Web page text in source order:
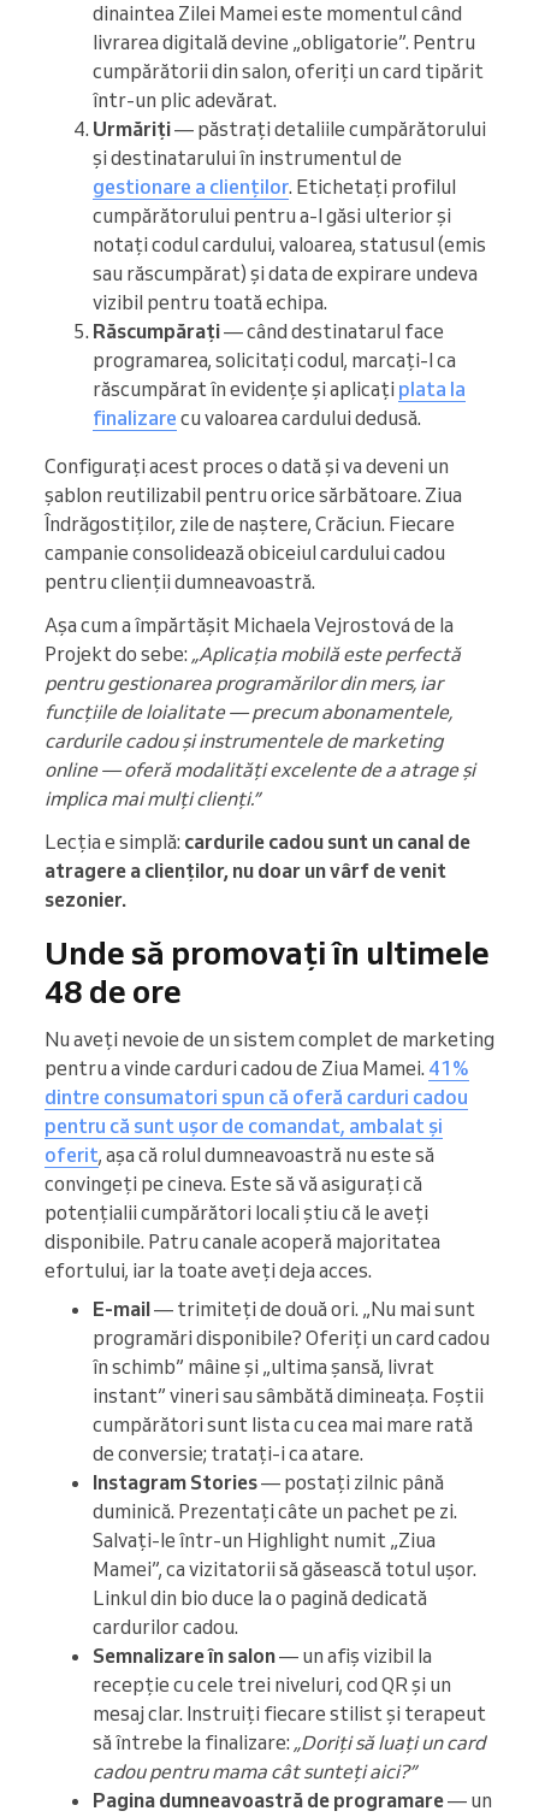
dinaintea Zilei Mamei este momentul când
livrarea digitală devine „obligatorie”. Pentru
cumpărătorii din salon, oferiți un card tipărit
într-un plic adevărat.
Urmăriți— păstrați detaliile cumpărătorului
și destinatarului în instrumentul de
gestionare a clienților. Etichetați profilul
cumpărătorului pentru a-l găsi ulterior și
notați codul cardului, valoarea, statusul (emis
sau răscumpărat) și data de expirare undeva
vizibil pentru toată echipa.
Răscumpărați— când destinatarul face
programarea, solicitați codul, marcați-l ca
răscumpărat în evidențe și aplicați plata la
finalizare cu valoarea cardului dedusă.
Configurați acest proces o dată și va deveni un
șablon reutilizabil pentru orice sărbătoare. Ziua
Îndrăgostiților, zile de naștere, Crăciun. Fiecare
campanie consolidează obiceiul cardului cadou
pentru clienții dumneavoastră.
Așa cum a împărtășit Michaela Vejrostová de la
Projekt do sebe: „Aplicația mobilă este perfectă
pentru gestionarea programărilor din mers, iar
funcțiile de loialitate — precum abonamentele,
cardurile cadou și instrumentele de marketing
online — oferă modalități excelente de a atrage și
implica mai mulți clienți.”
Lecția e simplă: cardurile cadou sunt un canal de
atragere a clienților, nu doar un vârf de venit
sezonier.
Unde să promovați în ultimele
48 de ore
Nu aveți nevoie de un sistem complet de marketing
pentru a vinde carduri cadou de Ziua Mamei. 41%
dintre consumatori spun că oferă carduri cadou
pentru că sunt ușor de comandat, ambalat și
oferit, așa că rolul dumneavoastră nu este să
convingeți pe cineva. Este să vă asigurați că
potențialii cumpărători locali știu că le aveți
disponibile. Patru canale acoperă majoritatea
efortului, iar la toate aveți deja acces.
E-mail— trimiteți de două ori. „Nu mai sunt
programări disponibile? Oferiți un card cadou
în schimb” mâine și „ultima șansă, livrat
instant” vineri sau sâmbătă dimineața. Foștii
cumpărători sunt lista cu cea mai mare rată
de conversie; tratați-i ca atare.
Instagram Stories— postați zilnic până
duminică. Prezentați câte un pachet pe zi.
Salvați-le într-un Highlight numit „Ziua
Mamei”, ca vizitatorii să găsească totul ușor.
Linkul din bio duce la o pagină dedicată
cardurilor cadou.
Semnalizare în salon— un afiș vizibil la
recepție cu cele trei niveluri, cod QR și un
mesaj clar. Instruiți fiecare stilist și terapeut
să întrebe la finalizare: „Doriți să luați un card
cadou pentru mama cât sunteți aici?”
Pagina dumneavoastră de programare— un